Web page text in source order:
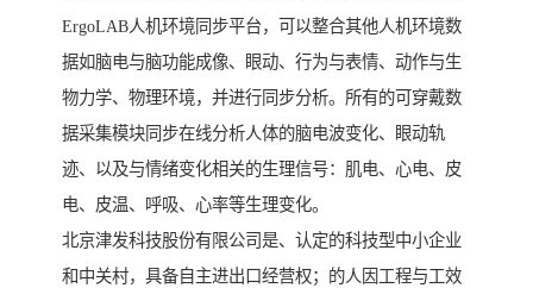
ErgoLAB人机环境同步平台，可以整合其他人机环境数
据如脑电与脑功能成像、眼动、行为与表情、动作与生
物力学、物理环境，并进行同步分析。所有的可穿戴数
据采集模块同步在线分析人体的脑电波变化、眼动轨
迹、以及与情绪变化相关的生理信号：肌电、心电、皮
电、皮温、呼吸、心率等生理变化。
北京津发科技股份有限公司是、认定的科技型中小企业
和中关村，具备自主进出口经营权；的人因工程与工效